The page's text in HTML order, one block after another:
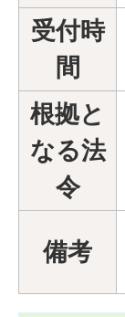
受付時
間
根拠と
なる法
令
備考